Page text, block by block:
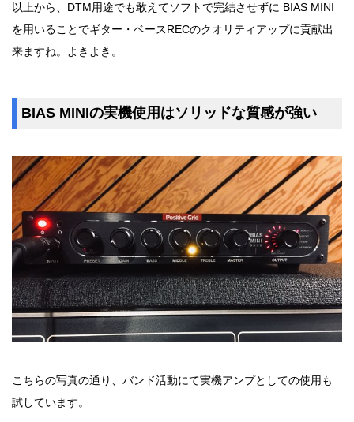
以上から、DTM用途でも敢えてソフトで完結させずに BIAS MINI
を用いることでギター・ベースRECのクオリティアップに貢献出
来ますね。よきよき。
BIAS MINIの実機使用はソリッドな質感が強い
こちらの写真の通り、バンド活動にて実機アンプとしての使用も
試しています。